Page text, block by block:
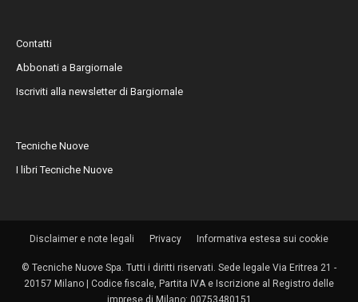
Contatti
Abbonati a Bargiornale
Iscriviti alla newsletter di Bargiornale
Tecniche Nuove
I libri Tecniche Nuove
Disclaimer e note legali Privacy Informativa estesa sui cookie
© Tecniche Nuove Spa. Tutti i diritti riservati. Sede legale Via Eritrea 21 -
20157 Milano | Codice fiscale, Partita IVA e Iscrizione al Registro delle
imprese di Milano: 00753480151